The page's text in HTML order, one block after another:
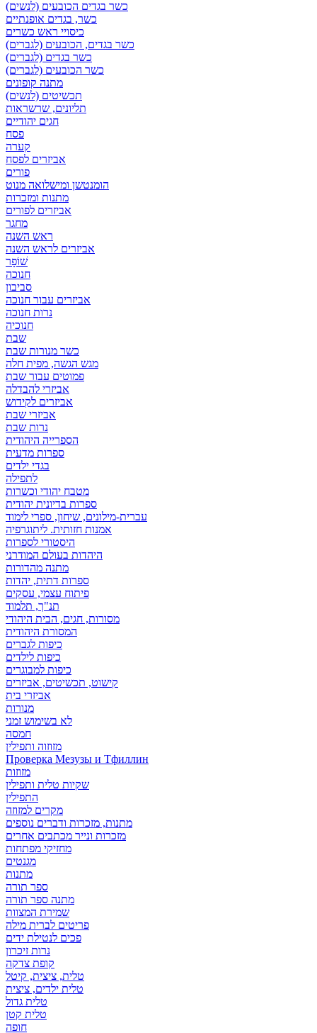
כשר בגדים הכובעים (לנשים)
כשר, בגדים אופנתיים
כיסויי ראש כשרים
כשר בגדים, הכובעים (לגברים)
כשר בגדים (לגברים)
כשר הכובעים (לגברים)
מתנה קופונים
תכשיטים (לנשים)
תליונים, שרשראות
חגים יהודיים
פסח
קערה
אביזרים לפסח
פורים
הומנטשן ומישלואה מנוט
מתנות ומזכרות
אביזרים לפורים
מחגר
ראש השנה
אביזרים לראש השנה
שׁוֹפָר
חנוכה
סביבון
אביזרים עבור חנוכה
נרות חנוכה
חנוכיה
שבת
כשר מנורות שבת
מגש הגשה, מפית חלה
פמוטים עבור שבת
אביזרי להבדלה
אביזרים לקידוש
אביזרי שבת
נרות שבת
הספרייה היהודית
ספרות מדעית
בגדי ילדים
לתפילה
מטבח יהודי וכשרות
ספרות בדיונית יהודית
עברית-מילונים, שיחון, ספרי לימוד
אמנות חזותית. ליתוגרפיה
היסטורי לספרות
היהדות בעולם המודרני
מתנה מהדורות
ספרות דתית, יהדות
פיתוח עצמי, עסקים
תנ"ך, תלמוד
מסורות, חגים, הבית היהודי
המסורת היהודית
כיפות לגברים
כיפות לילדים
כיפות למבוגרים
קישוט, תכשיטים, אביזרים
אביזרי בית
מנורות
לא בשימוש זמני
חמסה
מזוזוה ותפילין
Проверка Мезузы и Тфиллин
מזוזות
שקיות טלית ותפילין
התפילין
מקרים למזוזה
מתנות, מזכרות ודברים נוספים
מזכרות ונייר מכתבים אחרים
מחזיקי מפתחות
מגנטים
מתנות
ספר תורה
מתנה ספר תורה
שמירת המצוות
פריטים לברית מילה
פכים לנטילת ידים
נרות זיכרון
קופת צדקה
טלית, ציצית, קיטל
טלית ילדים, ציצית
טלית גדול
טלית קטן